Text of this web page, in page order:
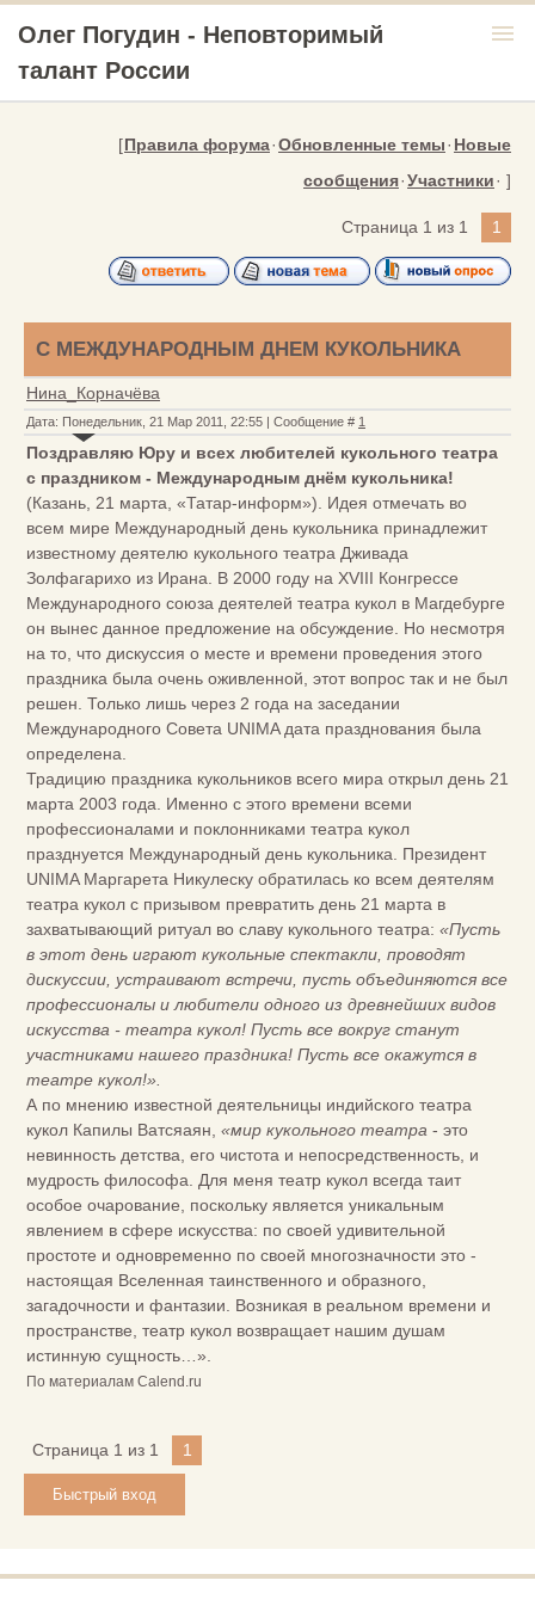
Олег Погудин - Неповторимый
талант России
menu
[Правила форума·Обновленные темы·Новые
сообщения·Участники· ]
Страница 1 из 1 1
С МЕЖДУНАРОДНЫМ ДНЕМ КУКОЛЬНИКА
Нина_Корначёва
Дата: Понедельник, 21 Мар 2011, 22:55 | Сообщение # 1
Поздравляю Юру и всех любителей кукольного театра
с праздником - Международным днём кукольника!
(Казань, 21 марта, «Татар-информ»). Идея отмечать во
всем мире Международный день кукольника принадлежит
известному деятелю кукольного театра Дживада
Золфагарихо из Ирана. В 2000 году на XVIII Конгрессе
Международного союза деятелей театра кукол в Магдебурге
он вынес данное предложение на обсуждение. Но несмотря
на то, что дискуссия о месте и времени проведения этого
праздника была очень оживленной, этот вопрос так и не был
решен. Только лишь через 2 года на заседании
Международного Совета UNIMA дата празднования была
определена.
Традицию праздника кукольников всего мира открыл день 21
марта 2003 года. Именно с этого времени всеми
профессионалами и поклонниками театра кукол
празднуется Международный день кукольника. Президент
UNIMA Маргарета Никулеску обратилась ко всем деятелям
театра кукол с призывом превратить день 21 марта в
захватывающий ритуал во славу кукольного театра: «Пусть
в этот день играют кукольные спектакли, проводят
дискуссии, устраивают встречи, пусть объединяются все
профессионалы и любители одного из древнейших видов
искусства - театра кукол! Пусть все вокруг станут
участниками нашего праздника! Пусть все окажутся в
театре кукол!».
А по мнению известной деятельницы индийского театра
кукол Капилы Ватсяаян, «мир кукольного театра - это
невинность детства, его чистота и непосредственность, и
мудрость философа. Для меня театр кукол всегда таит
особое очарование, поскольку является уникальным
явлением в сфере искусства: по своей удивительной
простоте и одновременно по своей многозначности это -
настоящая Вселенная таинственного и образного,
загадочности и фантазии. Возникая в реальном времени и
пространстве, театр кукол возвращает нашим душам
истинную сущность…».
По материалам Calend.ru
Страница 1 из 1 1